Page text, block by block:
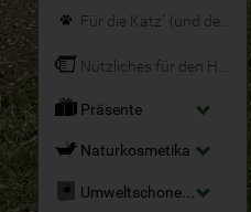
Für die Katz´ (und den Hund)
Präsente
Naturkosmetika
Umweltschonende